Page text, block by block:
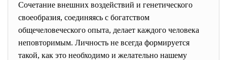
Сочетание внешних воздействий и генетического
своеобразия, соединяясь с богатством
общечеловеческого опыта, делает каждого человека
неповторимым. Личность не всегда формируется
такой, как это необходимо и желательно нашему